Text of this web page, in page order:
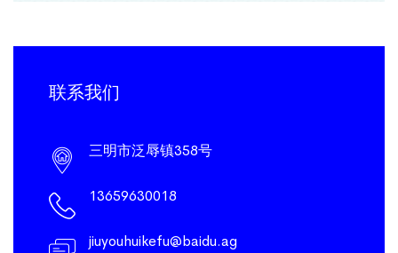
联系我们
三明市泛辱镇358号
13659630018
jiuyouhuikefu@baidu.ag